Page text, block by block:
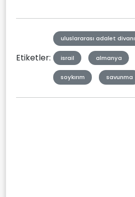
Etiketler:
uluslararası adalet divanı
israil almanya
soykırım savunma